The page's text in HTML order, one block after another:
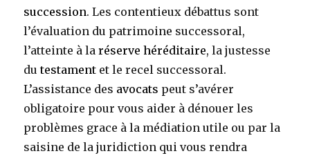
succession. Les contentieux débattus sont
l’évaluation du patrimoine successoral,
l’atteinte à laréserve héréditaire, la justesse
dutestament et le recel successoral.
L’assistance des avocats peut s’avérer
obligatoire pour vous aider à dénouer les
problèmes grace à la médiation utile ou par la
saisine de la juridiction qui vous rendra